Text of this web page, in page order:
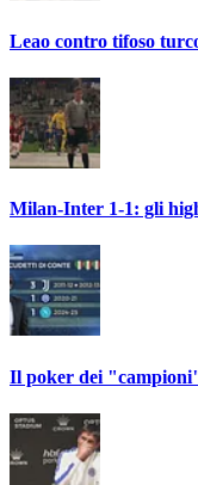
Leao contro tifoso
Milan-Inter 1-1: gli
Il poker dei